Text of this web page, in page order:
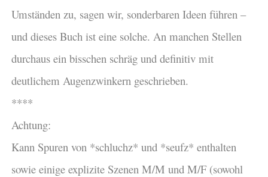
Umständen zu, sagen wir, sonderbaren Ideen führen –
und dieses Buch ist eine solche. An manchen Stellen
durchaus ein bisschen schräg und definitiv mit
deutlichem Augenzwinkern geschrieben.
****
Achtung:
Kann Spuren von *schluchz* und *seufz* enthalten
sowie einige explizite Szenen M/M und M/F (sowohl